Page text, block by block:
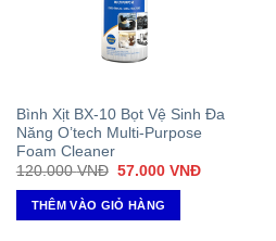
Bình Xịt BX-10 Bọt Vệ Sinh Đa
Năng O’tech Multi-Purpose
Foam Cleaner
120.000VNĐ Giá
là:
120.000 VNĐ.
57.000 VNĐGiá
THÊM VÀO GIỎ HÀNG